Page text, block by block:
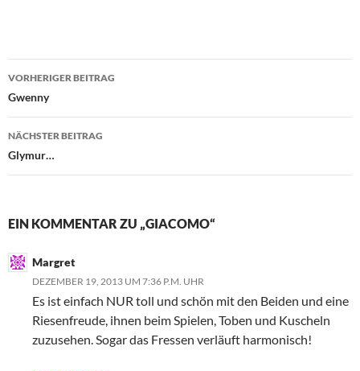
Beitragsnavigation
VORHERIGER BEITRAG
Gwenny
NÄCHSTER BEITRAG
Glymur…
EIN KOMMENTAR ZU „GIACOMO“
Margret
DEZEMBER 19, 2013 UM 7:36 P.M. UHR
Es ist einfach NUR toll und schön mit den Beiden und eine
Riesenfreude, ihnen beim Spielen, Toben und Kuscheln
zuzusehen. Sogar das Fressen verläuft harmonisch!